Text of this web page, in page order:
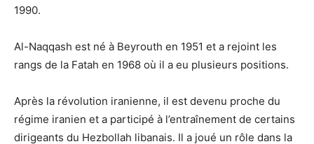
1990.
Al-Naqqash est né à Beyrouth en 1951 et a rejoint les
rangs de la Fatah en 1968 où il a eu plusieurs positions.
Après la révolution iranienne, il est devenu proche du
régime iranien et a participé à l’entraînement de certains
dirigeants du Hezbollah libanais. Il a joué un rôle dans la